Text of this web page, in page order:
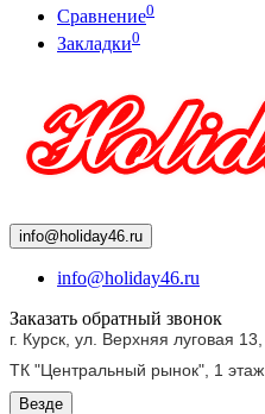
Сравнение0
Закладки0
info@holiday46.ru
info@holiday46.ru
Заказать обратный звонок
г. Курск, ул. Верхняя луговая 13,
ТК "Центральный рынок", 1 этаж
Везде